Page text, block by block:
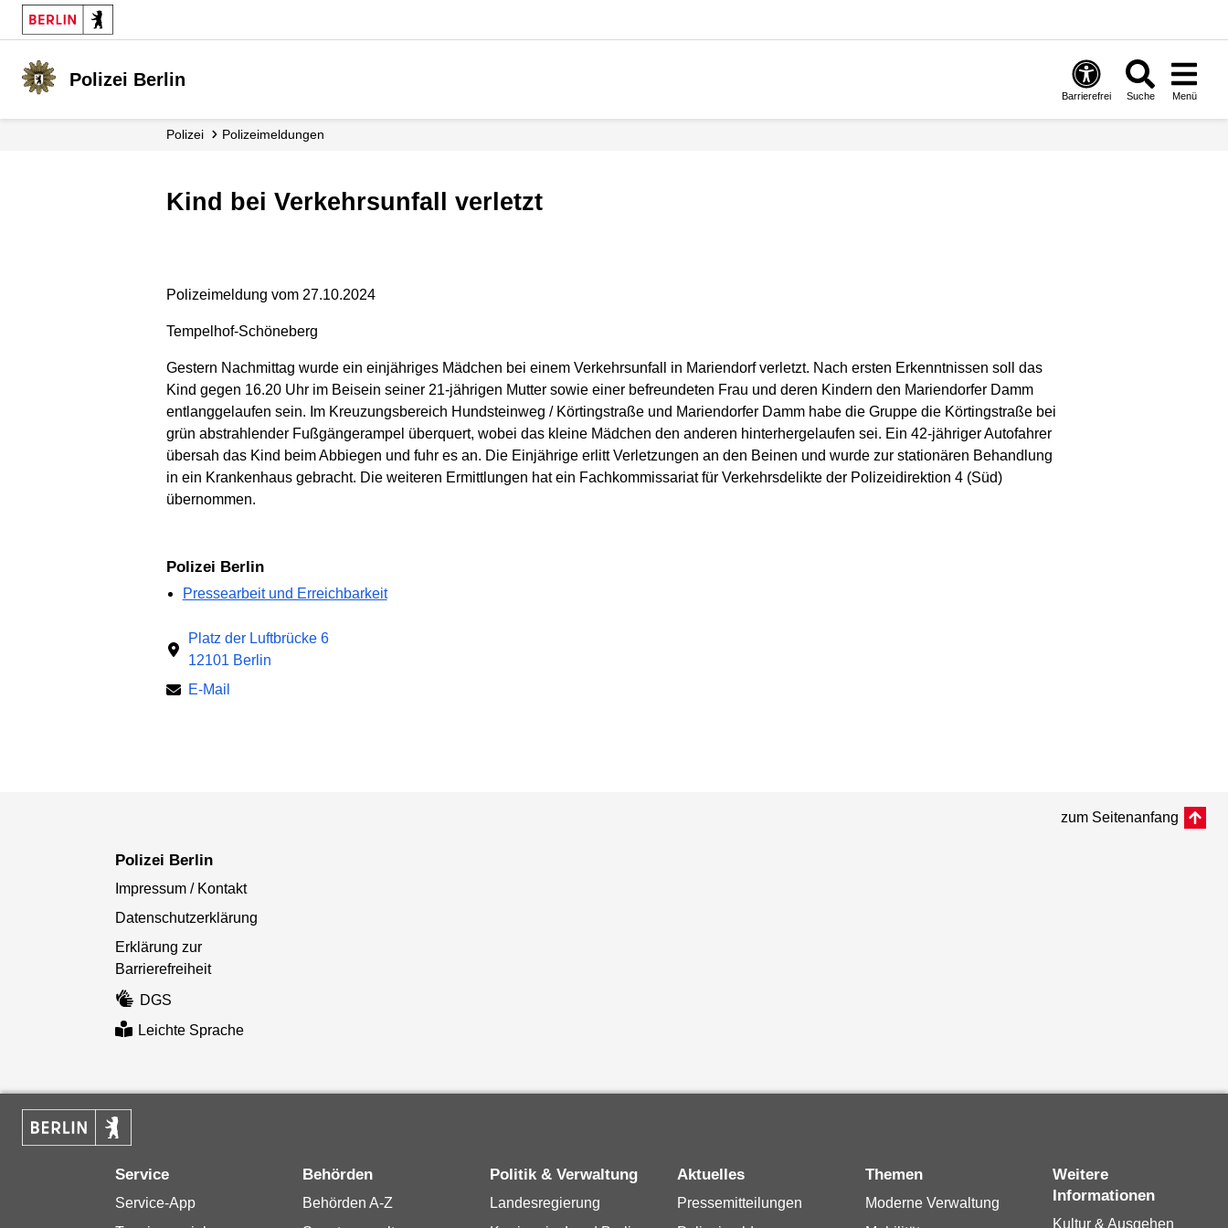
Polizei Berlin
Barrierefrei Suche Menü
Polizei Polizei­meldungen
Kind bei Verkehrsunfall verletzt
Polizeimeldung vom 27.10.2024
Tempelhof-Schöneberg
Gestern Nachmittag wurde ein einjähriges Mädchen bei einem Verkehrsunfall in Mariendorf verletzt. Nach ersten Erkenntnissen soll das
Kind gegen 16.20 Uhr im Beisein seiner 21-jährigen Mutter sowie einer befreundeten Frau und deren Kindern den Mariendorfer Damm
entlanggelaufen sein. Im Kreuzungsbereich Hundsteinweg / Körtingstraße und Mariendorfer Damm habe die Gruppe die Körtingstraße bei
grün abstrahlender Fußgängerampel überquert, wobei das kleine Mädchen den anderen hinterhergelaufen sei. Ein 42-jähriger Autofahrer
übersah das Kind beim Abbiegen und fuhr es an. Die Einjährige erlitt Verletzungen an den Beinen und wurde zur stationären Behandlung
in ein Krankenhaus gebracht. Die weiteren Ermittlungen hat ein Fachkommissariat für Verkehrsdelikte der Polizeidirektion 4 (Süd)
übernommen.
Polizei Berlin
Pressearbeit und Erreichbarkeit
Platz der Luftbrücke 6
12101 Berlin
E-Mail
zum Seitenanfang
Polizei Berlin
Impressum / Kontakt
Datenschutzerklärung
Erklärung zur
Barrierefreiheit
DGS
Leichte Sprache
Service
Service-App
Behörden
Behörden A-Z
Politik & Verwaltung
Landesregierung
Aktuelles
Pressemitteilungen
Themen
Moderne Verwaltung
Weitere
Informationen
Kultur & Ausgehen